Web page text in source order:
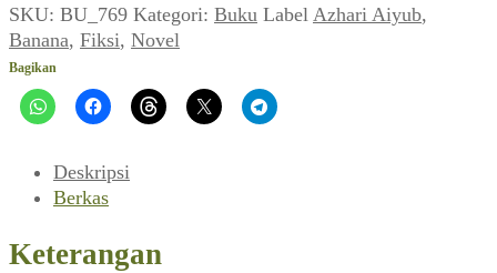
SKU: BU_769 Kategori: Buku Label Azhari Aiyub,
Banana, Fiksi, Novel
Bagikan
Deskripsi
Berkas
Keterangan